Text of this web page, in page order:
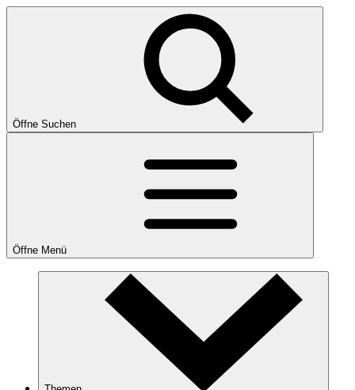
Öffne Suchen
Öffne Menü